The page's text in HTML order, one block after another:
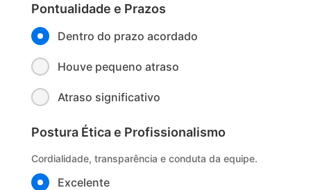
Pontualidade e Prazos
Dentro do prazo acordado
Houve pequeno atraso
Atraso significativo
Postura Ética e Profissionalismo
Cordialidade, transparência e conduta da equipe.
Excelente